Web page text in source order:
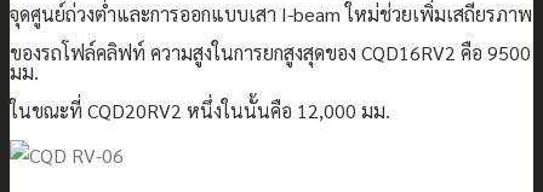
จุดศูนย์ถ่วงต่ำและการออกแบบเสา I-beam ใหม่ช่วยเพิ่มเสถียรภาพ
ของรถโฟล์คลิฟท์ ความสูงในการยกสูงสุดของ CQD16RV2 คือ 9500
มม.
ในขณะที่ CQD20RV2 หนึ่งในนั้นคือ 12,000 มม.